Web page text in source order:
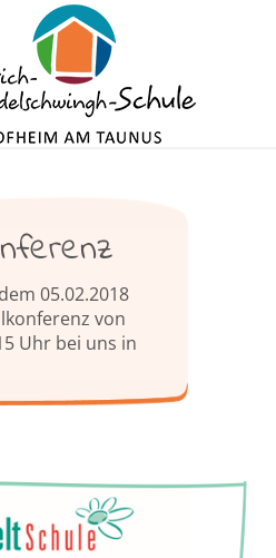
05.02.2018
von
Uhr bei uns in